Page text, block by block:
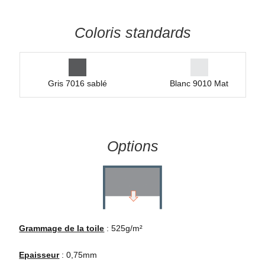
Coloris standards
Gris 7016 sablé Blanc 9010 Mat
Options
Grammage de la toile : 525g/m²
Epaisseur: 0,75mm